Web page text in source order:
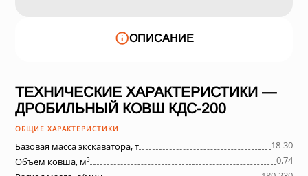
ОПИСАНИЕ
ТЕХНИЧЕСКИЕ ХАРАКТЕРИСТИКИ —
ДРОБИЛЬНЫЙ КОВШ КДС-200
ОБЩИЕ ХАРАКТЕРИСТИКИ
Базовая масса экскаватора, т
18-30
Объем ковша, м³
0,74